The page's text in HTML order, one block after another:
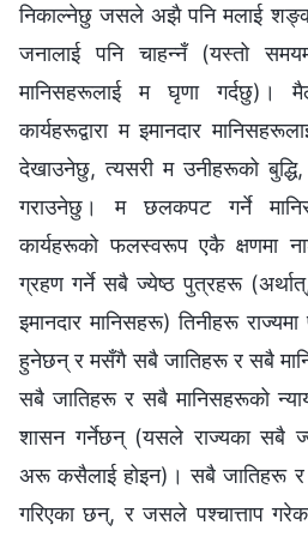
निकाल्‍नेछु जसले अझै पनि मलाई
जनालाई पनि चाहन्नँ (यस्तो
मानिसहरूलाई म घृणा गर्दछु)। मैले
कार्यहरूद्वारा म इमानदार
देखाउनेछु, त्यसरी म उनीहरूको बुद्धि,
गराउनेछु। म छलकपट गर्ने
कार्यहरूको फलस्वरूप एकै क्षणमा
ग्रहण गर्ने सबै ज्येष्ठ पुत्रहरू
इमानदार मानिसहरू) तिनीहरू
हुनेछन् र मसँगै सबै जातिहरू र सबै
सबै जातिहरू र सबै मानिसहरूको न्याय
शासन गर्नेछन् (यसले राज्यका सबै
अरू कसैलाई होइन)। सबै जातिहरू र
गरिएका छन्, र जसले पश्चात्ताप